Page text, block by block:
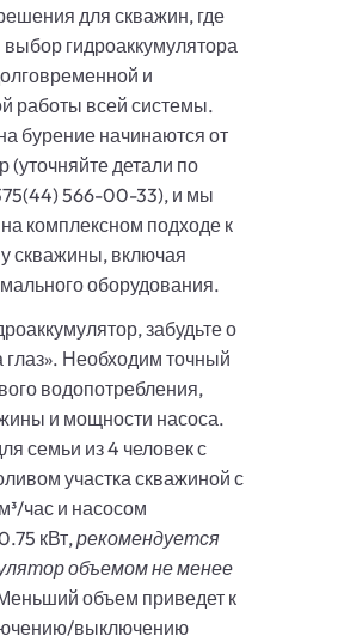
для скважин, где
гидроаккумулятора
и
работы всей системы.
бурение начинаются от
(уточняйте детали по
566-00-33), и мы
комплексном подходе к
скважины, включая
оборудования.
забудьте о
глаз». Необходим точный
водопотребления,
и мощности насоса.
семьи из 4 человек с
участка скважиной с
час и насосом
кВт,рекомендуется
объемом не менее
объем приведет к
выключению